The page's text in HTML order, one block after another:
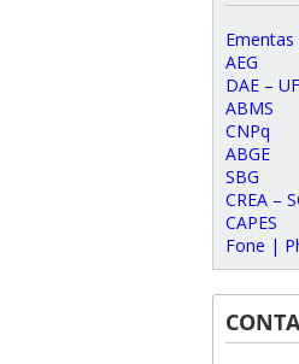
Ementas
AEG
DAE –
ABMS
CNPq
ABGE
SBG
CREA –
CAPES
Fone |